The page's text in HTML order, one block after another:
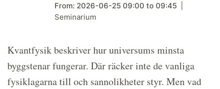
From: 2026-06-25 09:00 to 09:45
Seminarium
Kvantfysik beskriver hur universums minsta
byggstenar fungerar. Där räcker inte de vanliga
fysiklagarna till och sannolikheter styr. Men vad